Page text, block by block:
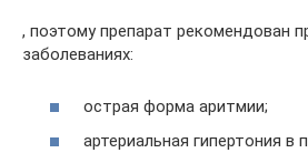
, поэтому препарат рекомендован
заболеваниях:
острая форма аритмии;
артериальная гипертония в